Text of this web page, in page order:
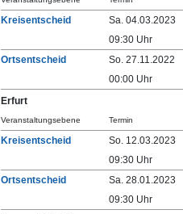
Kreisentscheid
Sa. 04.03.2023
09:30 Uhr
Ortsentscheid
So. 27.11.2022
00:00 Uhr
Erfurt
Veranstaltungsebene Termin
Kreisentscheid
So. 12.03.2023
09:30 Uhr
Ortsentscheid
Sa. 28.01.2023
09:30 Uhr